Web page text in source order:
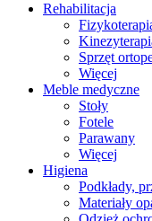
Rehabilitacja
Sprzęt
Więcej
Meble medyczne
Stoły
Fotele
Parawany
Więcej
Higiena
Podkłady,
Materiały